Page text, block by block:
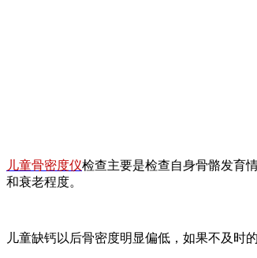
儿童骨密度仪检查主要是检查自身骨骼发育
和衰老程度。
儿童缺钙以后骨密度明显偏低，如果不及时